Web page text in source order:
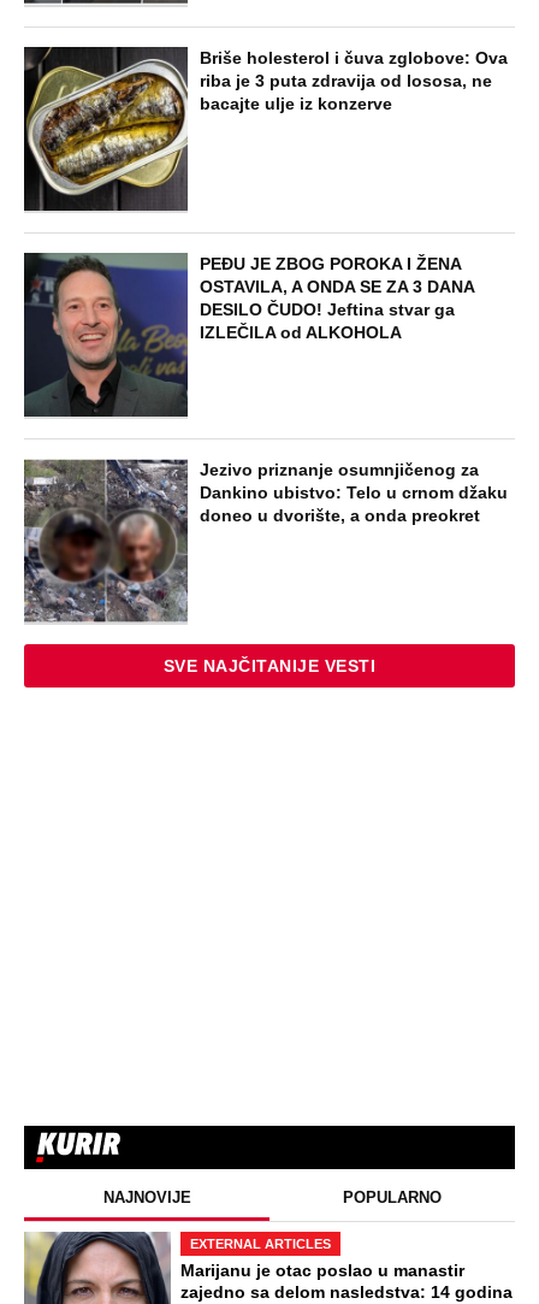
Briše holesterol i čuva zglobove: Ova
riba je 3 puta zdravija od lososa, ne
bacajte ulje iz konzerve
PEĐU JE ZBOG POROKA I ŽENA
OSTAVILA, A ONDA SE ZA 3 DANA
DESILO ČUDO! Jeftina stvar ga
IZLEČILA od ALKOHOLA
Jezivo priznanje osumnjičenog za
Dankino ubistvo: Telo u crnom džaku
doneo u dvorište, a onda preokret
SVE NAJČITANIJE VESTI
NAJNOVIJE POPULARNO
EXTERNAL ARTICLES
Marijanu je otac poslao u manastir
zajedno sa delom nasledstva: 14 godina